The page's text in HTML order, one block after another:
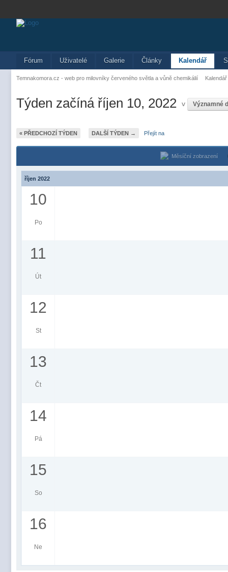
Fórum Uživatelé Galerie Články Kalendář
Temnakomora.cz - web pro milovníky červeného světla a vůně chemikálií Kalendář
Týden začíná říjen 10, 2022 v Významné
« PŘEDCHOZÍ TÝDEN DALŠÍ TÝDEN → Přejít na
Měsíční zobrazení
říjen 2022
10
Po
11
Út
12
St
13
Čt
14
Pá
15
So
16
Ne